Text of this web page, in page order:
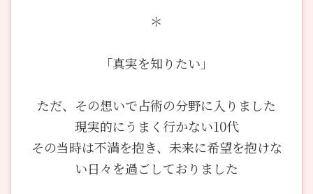
＊
「真実を知りたい」
ただ、その想いで占術の分野に入りました
現実的にうまく行かない10代
その当時は不満を抱き、未来に希望を抱けな
い日々を過ごしておりました